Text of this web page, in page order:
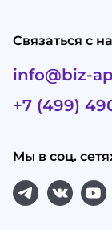
Связаться с
info@biz-
+7 (499)
Мы в соц.